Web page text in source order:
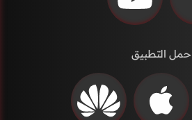
حمل التطبيق